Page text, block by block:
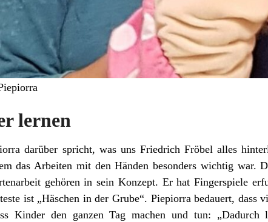
lernen
darüber spricht, was uns Friedrich Fröbel alles
das Arbeiten mit den Händen besonders wichtig war.
gehören in sein Konzept. Er hat Fingerspiele
ist „Häschen in der Grube“. Piepiorra bedauert, dass
Kinder den ganzen Tag machen und tun: